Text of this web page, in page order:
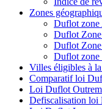
Zones
Duflot zone
Duflot
Duflot Zone
Duflot zone
Villes éligibles à
Comparatif loi
Loi Duflot
Defiscalisation loi